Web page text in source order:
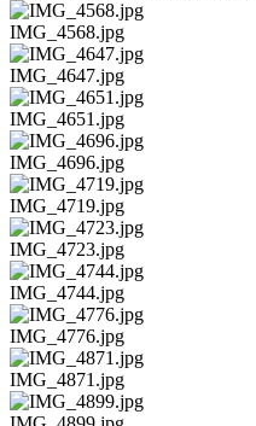
IMG_4568.jpg
IMG_4647.jpg
IMG_4651.jpg
IMG_4696.jpg
IMG_4719.jpg
IMG_4723.jpg
IMG_4744.jpg
IMG_4776.jpg
IMG_4871.jpg